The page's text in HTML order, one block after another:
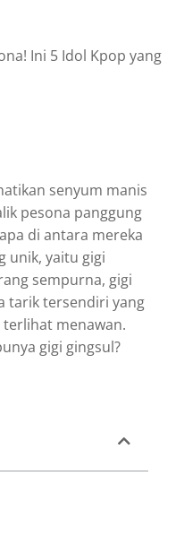
Ini 5 Idol Kpop yang
senyum manis
pesona panggung
di antara mereka
unik, yaitu gigi
sempurna, gigi
tarik tersendiri yang
menawan.
gigi gingsul?